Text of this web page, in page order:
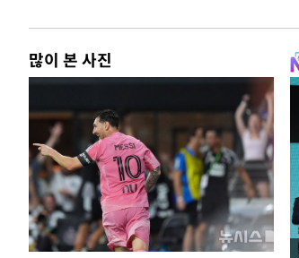
많이 본 사진